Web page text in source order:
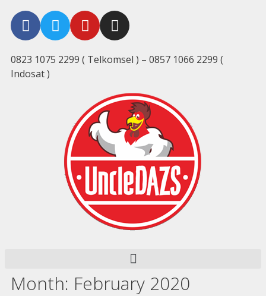
0823 1075 2299 ( Telkomsel ) – 0857 1066 2299 (
Indosat )
Month: February 2020